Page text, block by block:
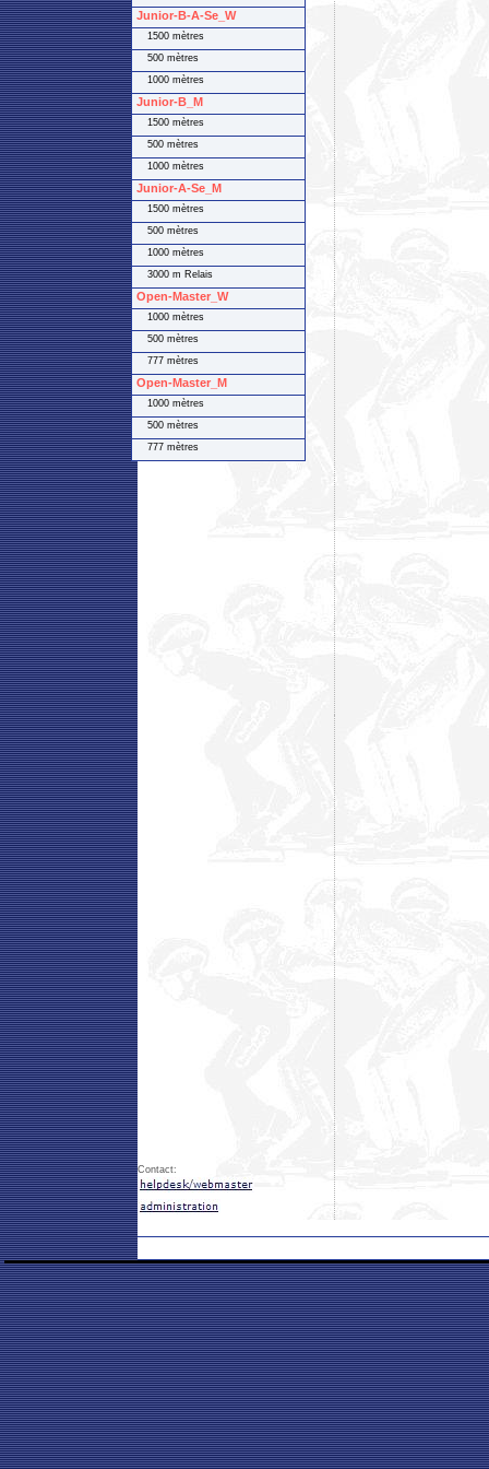
Contact:
Junior-B-A-Se_W
1500 mètres
500 mètres
1000 mètres
Junior-B_M
1500 mètres
500 mètres
1000 mètres
Junior-A-Se_M
1500 mètres
500 mètres
1000 mètres
3000 m Relais
Open-Master_W
1000 mètres
500 mètres
777 mètres
Open-Master_M
1000 mètres
500 mètres
777 mètres